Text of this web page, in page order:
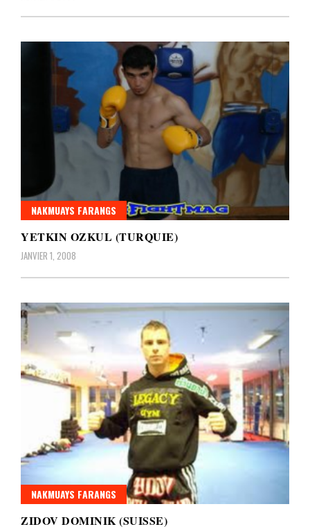
NAKMUAYS FARANGS
YETKIN OZKUL (TURQUIE)
JANVIER 1, 2008
NAKMUAYS FARANGS
ZIDOV DOMINIK (SUISSE)